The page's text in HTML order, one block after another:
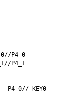
P4_0
P4_1
KEY0